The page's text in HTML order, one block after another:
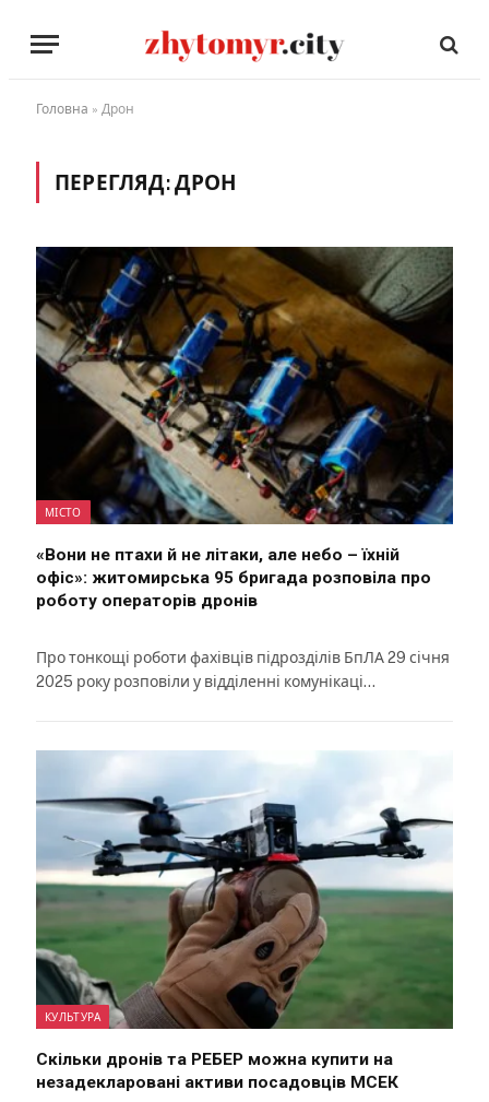
Головна » Дрон
ПЕРЕГЛЯД:ДРОН
МІСТО
«Вони не птахи й не літаки, але небо – їхній
офіс»: житомирська 95 бригада розповіла про
роботу операторів дронів
Про тонкощі роботи фахівців підрозділів БпЛА 29 січня
2025 року розповіли у відділенні комунікаці…
КУЛЬТУРА
Скільки дронів та РЕБЕР можна купити на
незадекларовані активи посадовців МСЕК